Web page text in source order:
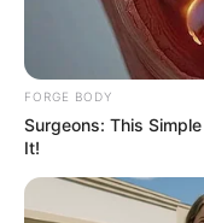
8 Conspiracies
BRAINBERRIES
FORGE BODY
Surgeons: This
It!